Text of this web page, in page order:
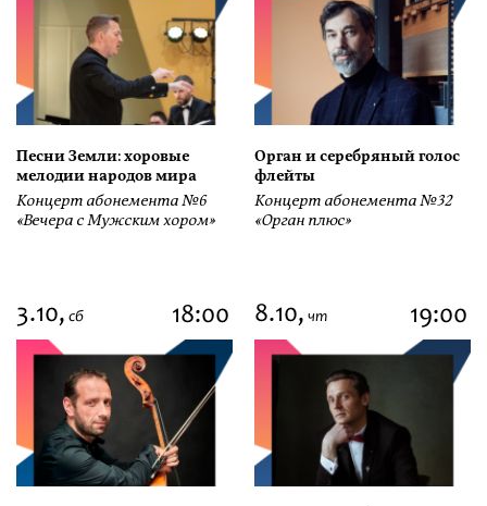
Песни Земли: хоровые
мелодии народов мира
Концерт абонемента №6
«Вечера с Мужским хором»
Орган и серебряный голос
флейты
Концерт абонемента №32
«Орган плюс»
3.10, сб 18:00 8.10, чт 19:00